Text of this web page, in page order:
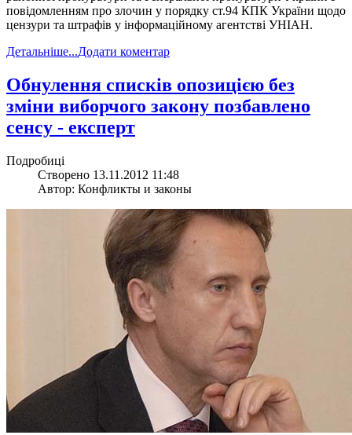
повідомленням про злочин у порядку ст.94 КПК України щодо
цензури та штрафів у інформаційному агентстві УНІАН.
Детальніше...Додати коментар
Обнулення списків опозицією без
зміни виборчого закону позбавлено
сенсу - експерт
Подробиці
Створено 13.11.2012 11:48
Автор: Конфликты и законы